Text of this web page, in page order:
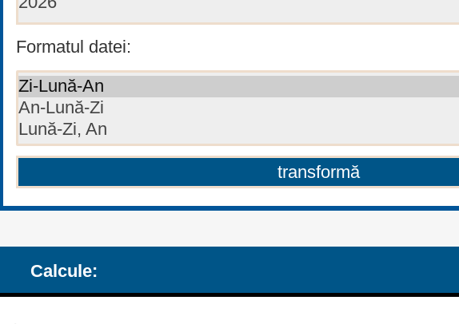
Formatul datei:
Calcule: